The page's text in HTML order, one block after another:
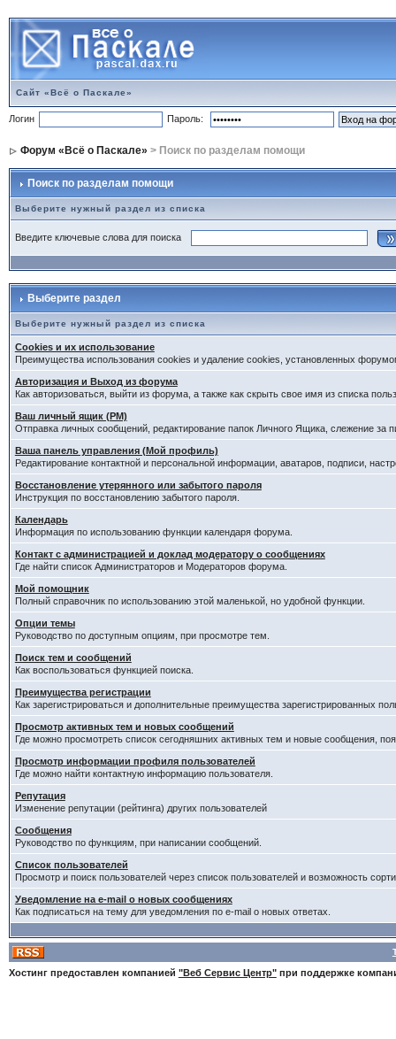
Сайт «Всё о Паскале»
Логин Пароль:
Форум «Всё о Паскале» > Поиск по разделам помощи
Поиск по разделам помощи
Выберите нужный раздел из списка
Введите ключевые слова для поиска
Выберите раздел
Выберите нужный раздел из списка
Cookies и их использование
Преимущества использования cookies и удаление cookies, установленных
Авторизация и Выход из форума
Как авторизоваться, выйти из форума, а также как скрыть свое имя из списка
Ваш личный ящик (PM)
Отправка личных сообщений, редактирование папок Личного Ящика, слежение за
Ваша панель управления (Мой профиль)
Редактирование контактной и персональной информации, аватаров, подписи,
Восстановление утерянного или забытого пароля
Инструкция по восстановлению забытого пароля.
Календарь
Информация по использованию функции календаря форума.
Контакт с администрацией и доклад модератору о сообщениях
Где найти список Администраторов и Модераторов форума.
Мой помощник
Полный справочник по использованию этой маленькой, но удобной функции.
Опции темы
Руководство по доступным опциям, при просмотре тем.
Поиск тем и сообщений
Как воспользоваться функцией поиска.
Преимущества регистрации
Как зарегистрироваться и дополнительные преимущества зарегистрированных
Просмотр активных тем и новых сообщений
Где можно просмотреть список сегодняшних активных тем и новые сообщения,
Просмотр информации профиля пользователей
Где можно найти контактную информацию пользователя.
Репутация
Изменение репутации (рейтинга) других пользователей
Сообщения
Руководство по функциям, при написании сообщений.
Список пользователей
Просмотр и поиск пользователей через список пользователей и возможность
Уведомление на e-mail о новых сообщениях
Как подписаться на тему для уведомления по e-mail о новых ответах.
Хостинг предоставлен компанией "Веб Сервис Центр"при поддержке